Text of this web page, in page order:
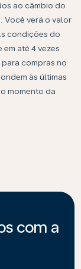
ao câmbio do
Você verá o valor
condições do
até 4 vezes
compras no
às últimas
momento da
com a